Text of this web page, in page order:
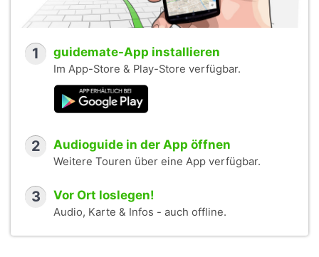
1 guidemate-App installieren
Im App-Store & Play-Store verfügbar.
2 Audioguide in der App öffnen
Weitere Touren über eine App verfügbar.
3 Vor Ort loslegen!
Audio, Karte & Infos - auch offline.